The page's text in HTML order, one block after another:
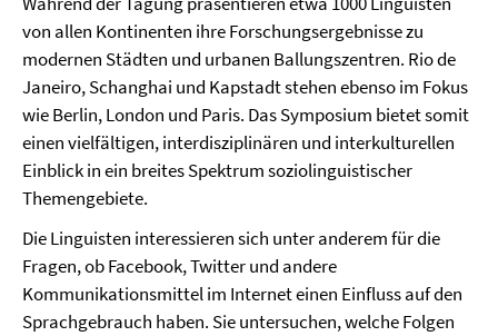
von allen Kontinenten ihre Forschungsergebnisse zu
modernen Städten und urbanen Ballungszentren. Rio de
Janeiro, Schanghai und Kapstadt stehen ebenso im Fokus
wie Berlin, London und Paris. Das Symposium bietet somit
einen vielfältigen, interdisziplinären und interkulturellen
Einblick in ein breites Spektrum soziolinguistischer
Themengebiete.
Die Linguisten interessieren sich unter anderem für die
Fragen, ob Facebook, Twitter und andere
Kommunikationsmittel im Internet einen Einfluss auf den
Sprachgebrauch haben. Sie untersuchen, welche Folgen